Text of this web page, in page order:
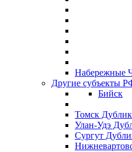
Набережные
Другие субъекты
Бийск
Томск
Улан-Удэ
Сургут